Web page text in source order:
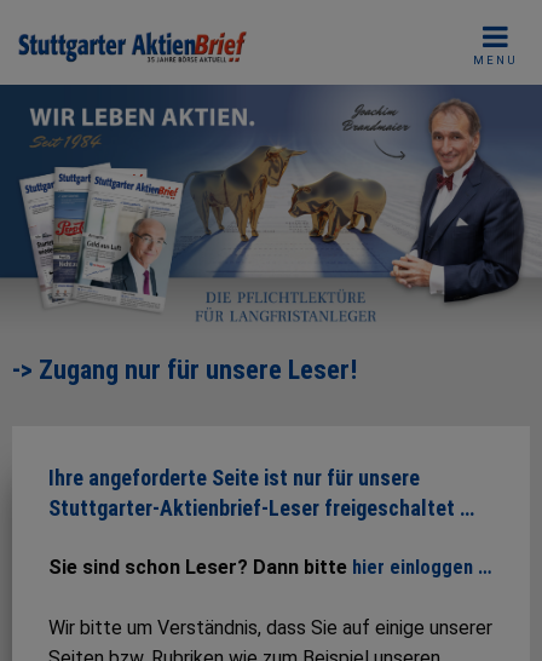
MENU
-> Zugang nur für unsere Leser!
Ihre angeforderte Seite ist nur für unsere
Stuttgarter-Aktienbrief-Leser freigeschaltet …
Sie sind schon Leser? Dann bitte hier einloggen …
Wir bitte um Verständnis, dass Sie auf einige unserer